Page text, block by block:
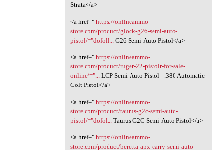
Strata</a>
<a href=" https://onlineammo-
store.com/product/glock-g26-semi-auto-
pistol/="dofoll...
G26 Semi-Auto Pistol</a>
<a href=" https://onlineammo-
store.com/product/ruger-22-pistolr-for-sale-
online/="...LCP Semi-Auto Pistol - .380 Automatic
Colt Pistol</a>
<a href=" https://onlineammo-
store.com/product/taurus-g2c-semi-auto-
pistol/="dofol...
Taurus G2C Semi-Auto Pistol</a>
<a href=" https://onlineammo-
store.com/product/beretta-apx-carry-semi-auto-